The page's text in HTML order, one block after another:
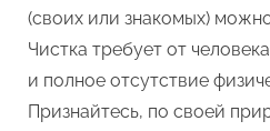
(своих или знакомых)
Чистка требует от
и полное отсутствие
Признайтесь, по своей